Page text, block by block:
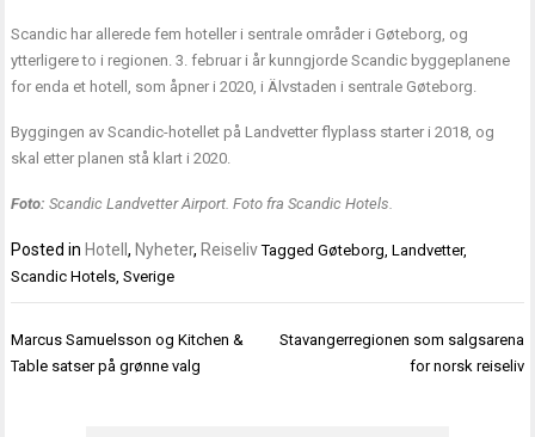
Scandic har allerede fem hoteller i sentrale områder i Gøteborg, og
ytterligere to i regionen. 3. februar i år kunngjorde Scandic byggeplanene
for enda et hotell, som åpner i 2020, i Älvstaden i sentrale Gøteborg.
Byggingen av Scandic-hotellet på Landvetter flyplass starter i 2018, og
skal etter planen stå klart i 2020.
Foto: Scandic Landvetter Airport. Foto fra Scandic Hotels.
Posted in Hotell, Nyheter, Reiseliv TaggedGøteborg,Landvetter,
Scandic Hotels,Sverige
Innleggsnavigasjon
Marcus Samuelsson og Kitchen &
Table satser på grønne valg
Stavangerregionen som salgsarena
for norsk reiseliv